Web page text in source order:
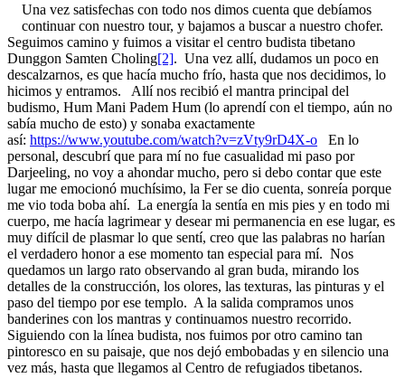
Una vez satisfechas con todo nos dimos cuenta que debíamos
continuar con nuestro tour, y bajamos a buscar a nuestro chofer.
Seguimos camino y fuimos a visitar el centro budista tibetano
Dunggon Samten Choling[2]. Una vez allí, dudamos un poco en
descalzarnos, es que hacía mucho frío, hasta que nos decidimos, lo
hicimos y entramos. Allí nos recibió el mantra principal del
budismo, Hum Mani Padem Hum (lo aprendí con el tiempo, aún no
sabía mucho de esto) y sonaba exactamente
así: https://www.youtube.com/watch?v=zVty9rD4X-o En lo
personal, descubrí que para mí no fue casualidad mi paso por
Darjeeling, no voy a ahondar mucho, pero si debo contar que este
lugar me emocionó muchísimo, la Fer se dio cuenta, sonreía porque
me vio toda boba ahí. La energía la sentía en mis pies y en todo mi
cuerpo, me hacía lagrimear y desear mi permanencia en ese lugar, es
muy difícil de plasmar lo que sentí, creo que las palabras no harían
el verdadero honor a ese momento tan especial para mí. Nos
quedamos un largo rato observando al gran buda, mirando los
detalles de la construcción, los olores, las texturas, las pinturas y el
paso del tiempo por ese templo. A la salida compramos unos
banderines con los mantras y continuamos nuestro recorrido.
Siguiendo con la línea budista, nos fuimos por otro camino tan
pintoresco en su paisaje, que nos dejó embobadas y en silencio una
vez más, hasta que llegamos al Centro de refugiados tibetanos.